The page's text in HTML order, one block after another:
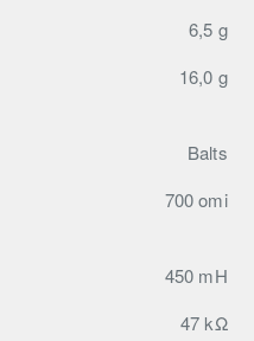
6,5 g
16,0 g
Balts
700 omi
450 mH
47 kΩ